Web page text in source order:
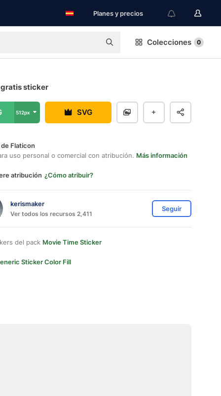
Planes y precios
Colecciones 0
sticker
512px SVG
Flaticon
uso personal o comercial con atribución. Más información
atribución ¿Cómo atribuir?
kerismaker
Ver todos los recursos 2,411
Seguir
del pack Movie Time Sticker
Sticker Color Fill